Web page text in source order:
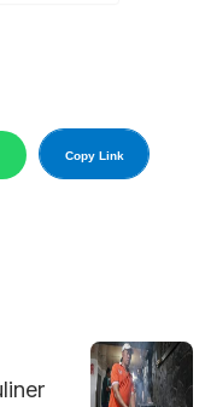
Copy Link